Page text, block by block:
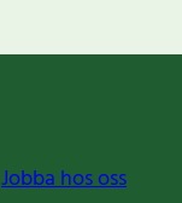
Jobba hos oss